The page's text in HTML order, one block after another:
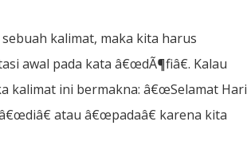
kalimat, maka kita harus
awal pada kata â€œdÃ¶fiâ€. Kalau
kalimat ini bermakna: â€œSelamat Hari
atau â€œpadaâ€ karena kita